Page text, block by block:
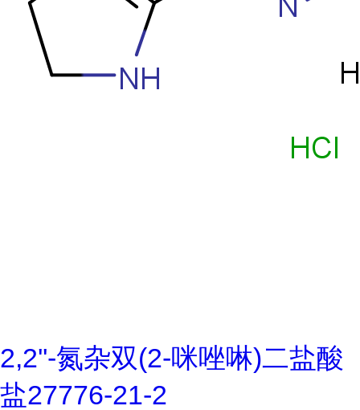
2,2''-氮杂双(2-咪唑啉)二盐酸
盐27776-21-2